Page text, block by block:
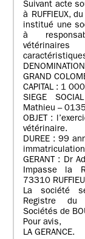
Suivant acte
à RUFFIEUX,
institué une
à
GRAND
CAPITAL : 1
SIEGE
Mathieu –
OBJET :
vétérinaire.
DUREE : 99
immatriculation
GERANT : Dr
Impasse la
73310
La société
Registre du
Sociétés de
Pour avis,
LA GERANCE.